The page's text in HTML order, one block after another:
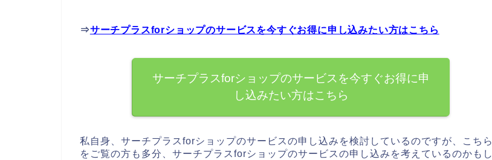
⇒サーチプラスforショップのサービスを今すぐお得に申し込みたい方はこちら
サーチプラスforショップのサービスを今すぐお得に申
し込みたい方はこちら
私自身、サーチプラスforショップのサービスの申し込みを検討しているのですが、こちら
をご覧の方も多分、サーチプラスforショップのサービスの申し込みを考えているのかもし